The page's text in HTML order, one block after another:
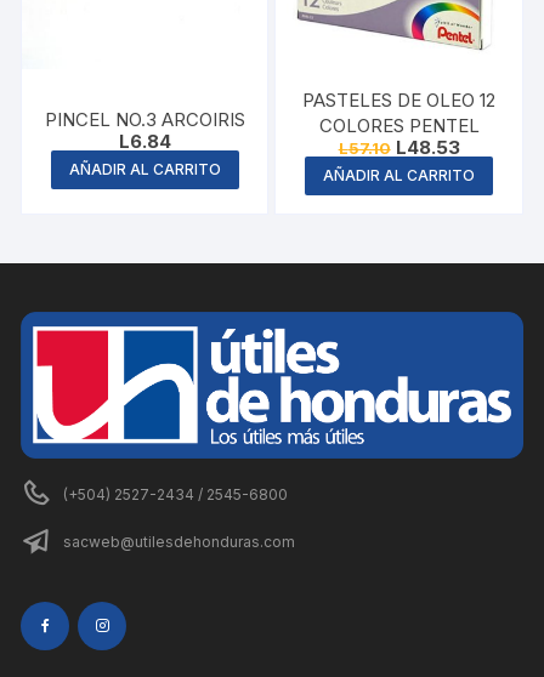
PINCEL NO.3 ARCOIRIS
L6.84
AÑADIR AL CARRITO
PASTELES DE OLEO 12
COLORES PENTEL
L57.10 Original
price
was:
L57.10.
L48.53Current
price
is:
L48.53.
AÑADIR AL CARRITO
(+504) 2527-2434 / 2545-6800
sacweb@utilesdehonduras.com